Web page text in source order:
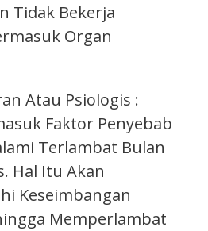
Tidak Bekerja
Organ
Atau Psiologis :
Faktor Penyebab
Terlambat Bulan
Hal Itu Akan
Keseimbangan
Memperlambat